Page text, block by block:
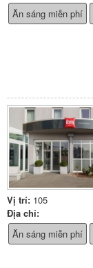
Ăn sáng miễn phí
Vị trí: 105
Địa chỉ:
Ăn sáng miễn phí